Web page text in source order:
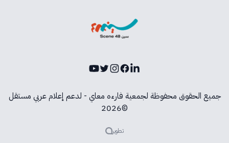
LinkedIn
Facebook
Instagram
Twitter
Youtube
جميع الحقوق محفوظة لجمعية فارءه معاي - لدعم إعلام عربي مستقل
©2026
تطوير